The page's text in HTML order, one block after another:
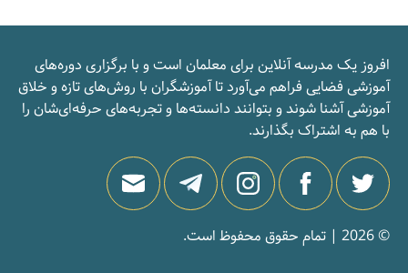
افروز یک مدرسه‌ آنلاین برای معلمان است و با برگزاری دوره‌های
آموزشی فضایی فراهم می‌آورد تا آموزشگران با روش‌های تازه و خلاق
آموزشی آشنا شوند و بتوانند دانسته‌ها و تجربه‌های حرفه‌ای‌شان را
با هم به اشتراک بگذارند.
© 2026 | تمام حقوق محفوظ است.